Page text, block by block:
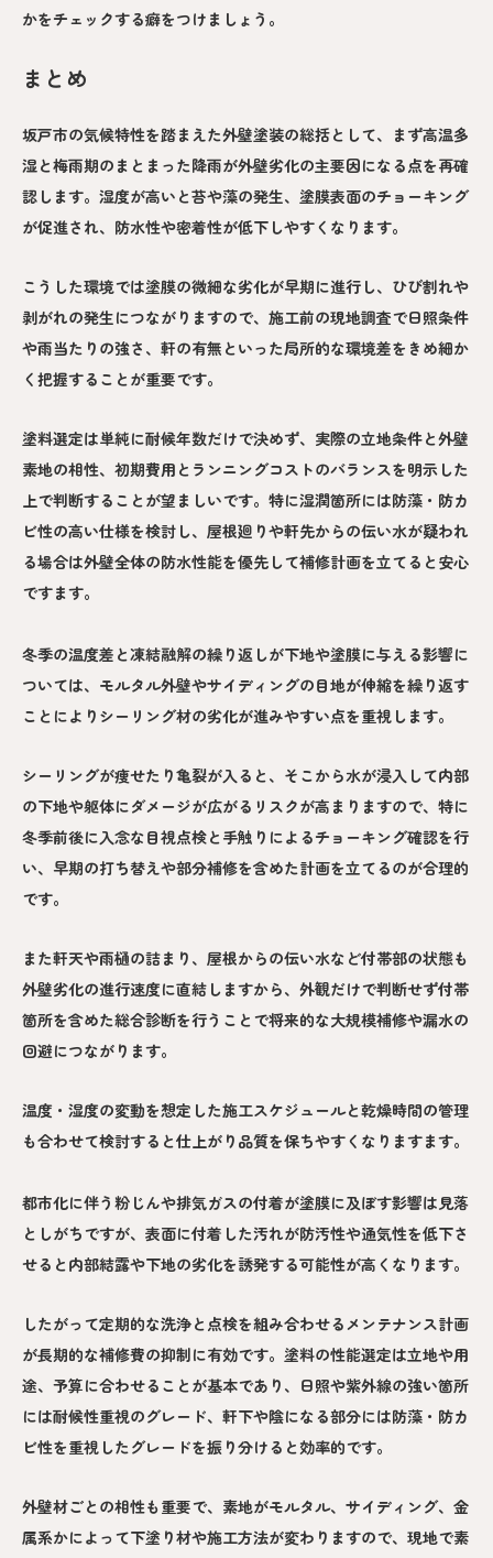
かをチェックする癖をつけましょう。
まとめ
坂戸市の気候特性を踏まえた外壁塗装の総括として、まず高温多
湿と梅雨期のまとまった降雨が外壁劣化の主要因になる点を再確
認します。湿度が高いと苔や藻の発生、塗膜表面のチョーキング
が促進され、防水性や密着性が低下しやすくなります。
こうした環境では塗膜の微細な劣化が早期に進行し、ひび割れや
剥がれの発生につながりますので、施工前の現地調査で日照条件
や雨当たりの強さ、軒の有無といった局所的な環境差をきめ細か
く把握することが重要です。
塗料選定は単純に耐候年数だけで決めず、実際の立地条件と外壁
素地の相性、初期費用とランニングコストのバランスを明示した
上で判断することが望ましいです。特に湿潤箇所には防藻・防カ
ビ性の高い仕様を検討し、屋根廻りや軒先からの伝い水が疑われ
る場合は外壁全体の防水性能を優先して補修計画を立てると安心
ですます。
冬季の温度差と凍結融解の繰り返しが下地や塗膜に与える影響に
ついては、モルタル外壁やサイディングの目地が伸縮を繰り返す
ことによりシーリング材の劣化が進みやすい点を重視します。
シーリングが痩せたり亀裂が入ると、そこから水が浸入して内部
の下地や躯体にダメージが広がるリスクが高まりますので、特に
冬季前後に入念な目視点検と手触りによるチョーキング確認を行
い、早期の打ち替えや部分補修を含めた計画を立てるのが合理的
です。
また軒天や雨樋の詰まり、屋根からの伝い水など付帯部の状態も
外壁劣化の進行速度に直結しますから、外観だけで判断せず付帯
箇所を含めた総合診断を行うことで将来的な大規模補修や漏水の
回避につながります。
温度・湿度の変動を想定した施工スケジュールと乾燥時間の管理
も合わせて検討すると仕上がり品質を保ちやすくなりますます。
都市化に伴う粉じんや排気ガスの付着が塗膜に及ぼす影響は見落
としがちですが、表面に付着した汚れが防汚性や通気性を低下さ
せると内部結露や下地の劣化を誘発する可能性が高くなります。
したがって定期的な洗浄と点検を組み合わせるメンテナンス計画
が長期的な補修費の抑制に有効です。塗料の性能選定は立地や用
途、予算に合わせることが基本であり、日照や紫外線の強い箇所
には耐候性重視のグレード、軒下や陰になる部分には防藻・防カ
ビ性を重視したグレードを振り分けると効率的です。
外壁材ごとの相性も重要で、素地がモルタル、サイディング、金
属系かによって下塗り材や施工方法が変わりますので、現地で素